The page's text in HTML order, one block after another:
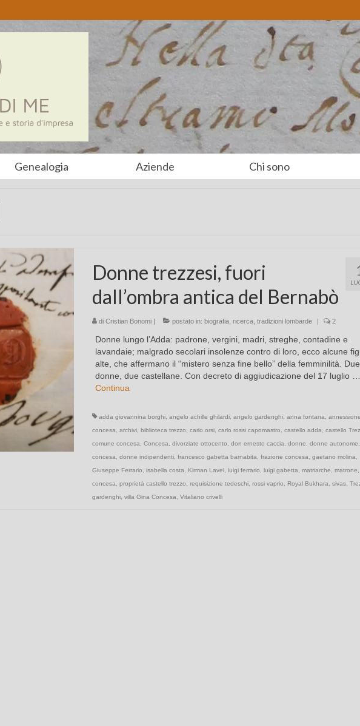
Genealogia Aziende Chi sono
Donne trezzesi, fuori
dall’ombra antica del Bernabò
di Cristian Bonomi| postato in: biografia, ricerca, tradizioni lombarde | 2
Donne lungo l’Adda: padrone, vergini, madri, streghe, contadine e
lavandaie; malgrado secolari insolenze contro di loro, ecco alcune
alte, che affermano il “mistero senza fine bello” della femminilità. Due
donne, due castellane. Con decreto di aggiudicazione del 17 luglio …
Continua
adda giovannina borghi, angelo achille ghilardi, angelo gardenghi, anna fontana
annessione
concesa
archivi, biblioteca trezzo carlo orsi, carlo rossi capomastro castello adda castello
comune concesa
Concesa divorziate ottocento don ernesto caccia donne donne autonome
concesa
donne indipendenti, francesco gabetta barnabita frazione concesa gaetano molina
Giuseppe Ferrario
isabella costa Kirman Lavel, luigi ferrario luigi gabetta matriarche matrone
concesa
proprietà castello trezzo requisizione tedeschi, rossi vaprio Royal Bukhara sivas,
gardenghi, villa Gina Concesa Vitaliano crivelli